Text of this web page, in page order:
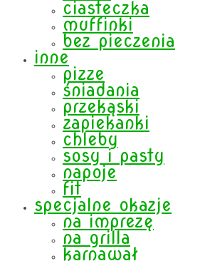
ciasteczka
muffinki
bez pieczenia
inne
pizze
śniadania
przekąski
zapiekanki
chleby
sosy i pasty
napoje
fit
specjalne okazje
na imprezę
na grilla
karnawał